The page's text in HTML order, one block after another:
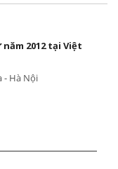
2012 tại Việt
- Hà Nội